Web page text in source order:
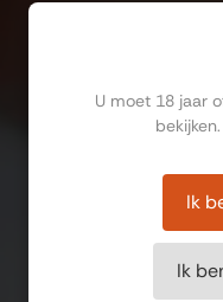
U moet 18 jaar
Ik
Ik